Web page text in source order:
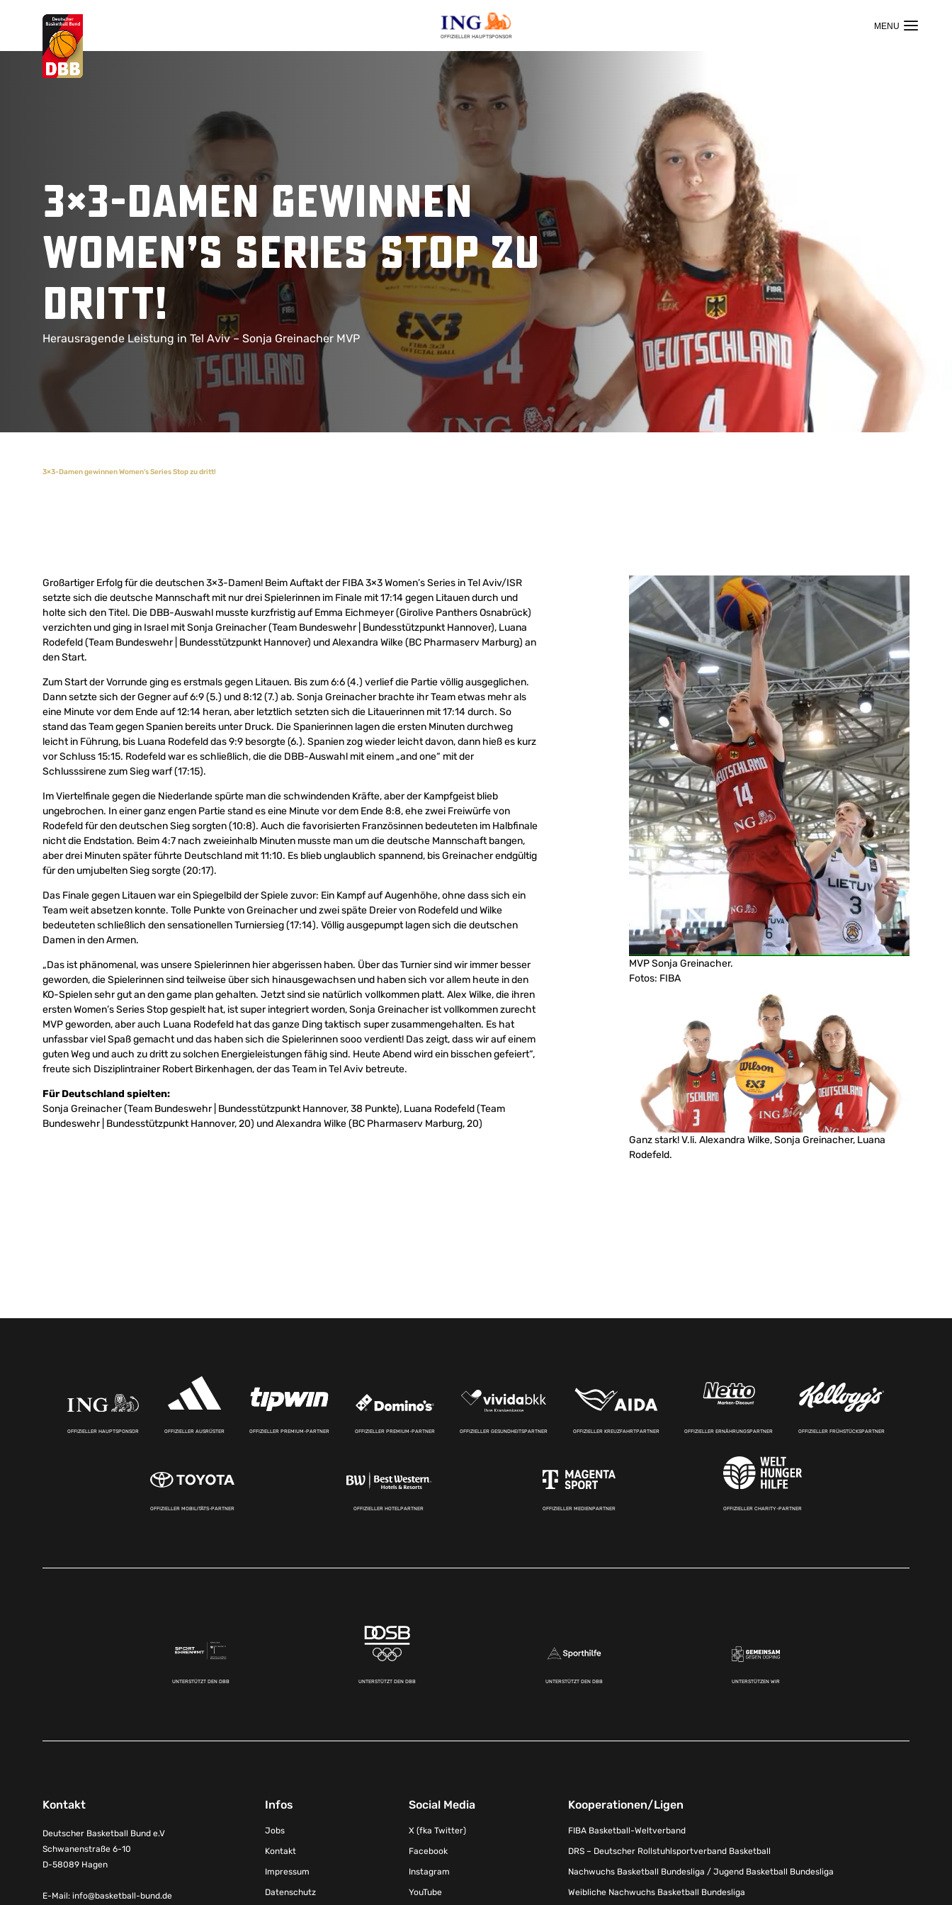
OFFIZIELLER HAUPTSPONSOR
Suchvorschläge
3×3-Damen gewinnen
Women’s Series Stop zu
dritt!
Herausragende Leistung in Tel Aviv – Sonja Greinacher MVP
3×3-Damen gewinnen Women’s Series Stop zu dritt!
Großartiger Erfolg für die deutschen 3×3-Damen! Beim Auftakt der FIBA 3×3 Women’s Series in Tel Aviv/ISR
setzte sich die deutsche Mannschaft mit nur drei Spielerinnen im Finale mit 17:14 gegen Litauen durch und
holte sich den Titel. Die DBB-Auswahl musste kurzfristig auf Emma Eichmeyer (Girolive Panthers Osnabrück)
verzichten und ging in Israel mit Sonja Greinacher (Team Bundeswehr | Bundesstützpunkt Hannover), Luana
Rodefeld (Team Bundeswehr | Bundesstützpunkt Hannover) und Alexandra Wilke (BC Pharmaserv Marburg) an
den Start.
Zum Start der Vorrunde ging es erstmals gegen Litauen. Bis zum 6:6 (4.) verlief die Partie völlig ausgeglichen.
Dann setzte sich der Gegner auf 6:9 (5.) und 8:12 (7.) ab. Sonja Greinacher brachte ihr Team etwas mehr als
eine Minute vor dem Ende auf 12:14 heran, aber letztlich setzten sich die Litauerinnen mit 17:14 durch. So
stand das Team gegen Spanien bereits unter Druck. Die Spanierinnen lagen die ersten Minuten durchweg
leicht in Führung, bis Luana Rodefeld das 9:9 besorgte (6.). Spanien zog wieder leicht davon, dann hieß es kurz
vor Schluss 15:15. Rodefeld war es schließlich, die die DBB-Auswahl mit einem „and one“ mit der
Schlusssirene zum Sieg warf (17:15).
Im Viertelfinale gegen die Niederlande spürte man die schwindenden Kräfte, aber der Kampfgeist blieb
ungebrochen. In einer ganz engen Partie stand es eine Minute vor dem Ende 8:8, ehe zwei Freiwürfe von
Rodefeld für den deutschen Sieg sorgten (10:8). Auch die favorisierten Französinnen bedeuteten im Halbfinale
nicht die Endstation. Beim 4:7 nach zweieinhalb Minuten musste man um die deutsche Mannschaft bangen,
aber drei Minuten später führte Deutschland mit 11:10. Es blieb unglaublich spannend, bis Greinacher endgültig
für den umjubelten Sieg sorgte (20:17).
Das Finale gegen Litauen war ein Spiegelbild der Spiele zuvor: Ein Kampf auf Augenhöhe, ohne dass sich ein
Team weit absetzen konnte. Tolle Punkte von Greinacher und zwei späte Dreier von Rodefeld und Wilke
bedeuteten schließlich den sensationellen Turniersieg (17:14). Völlig ausgepumpt lagen sich die deutschen
Damen in den Armen.
„Das ist phänomenal, was unsere Spielerinnen hier abgerissen haben. Über das Turnier sind wir immer besser
geworden, die Spielerinnen sind teilweise über sich hinausgewachsen und haben sich vor allem heute in den
KO-Spielen sehr gut an den game plan gehalten. Jetzt sind sie natürlich vollkommen platt. Alex Wilke, die ihren
ersten Women’s Series Stop gespielt hat, ist super integriert worden, Sonja Greinacher ist vollkommen zurecht
MVP geworden, aber auch Luana Rodefeld hat das ganze Ding taktisch super zusammengehalten. Es hat
unfassbar viel Spaß gemacht und das haben sich die Spielerinnen sooo verdient! Das zeigt, dass wir auf einem
guten Weg und auch zu dritt zu solchen Energieleistungen fähig sind. Heute Abend wird ein bisschen gefeiert“,
freute sich Disziplintrainer Robert Birkenhagen, der das Team in Tel Aviv betreute.
Für Deutschland spielten:
Sonja Greinacher (Team Bundeswehr | Bundesstützpunkt Hannover, 38 Punkte), Luana Rodefeld (Team
Bundeswehr | Bundesstützpunkt Hannover, 20) und Alexandra Wilke (BC Pharmaserv Marburg, 20)
MVP Sonja Greinacher.
Fotos: FIBA
Ganz stark! V.li. Alexandra Wilke, Sonja Greinacher, Luana
Rodefeld.
OFFIZIELLER HAUPTSPONSOR OFFIZIELLER AUSRÜSTER OFFIZIELLER PREMIUM-PARTNER OFFIZIELLER PREMIUM-PARTNER OFFIZIELLER GESUNDHEITSPARTNER OFFIZIELLER KREUZFAHRTPARTNER OFFIZIELLER ERNÄHRUNGSPARTNER OFFIZIELLER FRÜHSTÜCKSPARTNER
OFFIZIELLER MOBILITÄTS-PARTNER OFFIZIELLER HOTELPARTNER OFFIZIELLER MEDIENPARTNER OFFIZIELLER CHARITY-PARTNER
UNTERSTÜTZT DEN DBB UNTERSTÜTZT DEN DBB UNTERSTÜTZT DEN DBB UNTERSTÜTZEN WIR
Kontakt
Deutscher Basketball Bund e.V
Schwanenstraße 6-10
D-58089 Hagen
E-Mail: info@basketball-bund.de
Infos
Jobs
Kontakt
Impressum
Datenschutz
Social Media
X (fka Twitter)
Facebook
Instagram
YouTube
Kooperationen/Ligen
FIBA Basketball-Weltverband
DRS – Deutscher Rollstuhlsportverband Basketball
Nachwuchs Basketball Bundesliga / Jugend Basketball Bundesliga
Weibliche Nachwuchs Basketball Bundesliga